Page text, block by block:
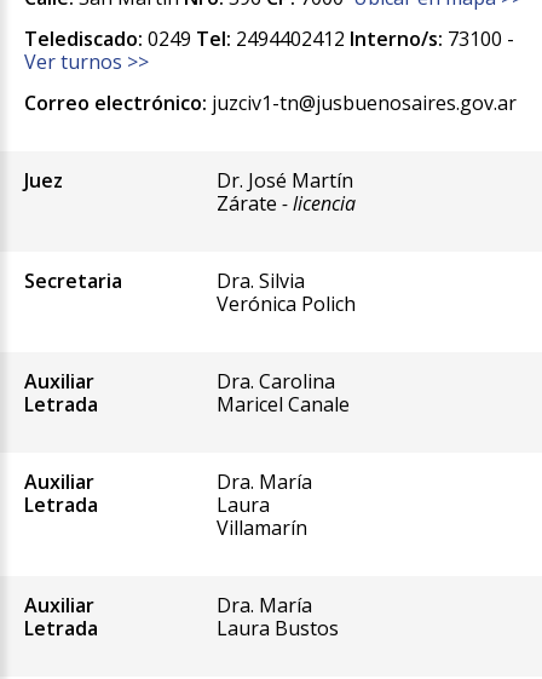
Telediscado: 0249 Tel: 2494402412 Interno/s: 73100 -
Ver turnos >>
Correo electrónico: juzciv1-tn@jusbuenosaires.gov.ar
Juez
Dr. José Martín
Zárate - licencia
Secretaria
Dra. Silvia
Verónica Polich
Auxiliar
Letrada
Dra. Carolina
Maricel Canale
Auxiliar
Letrada
Dra. María
Laura
Villamarín
Auxiliar
Letrada
Dra. María
Laura Bustos